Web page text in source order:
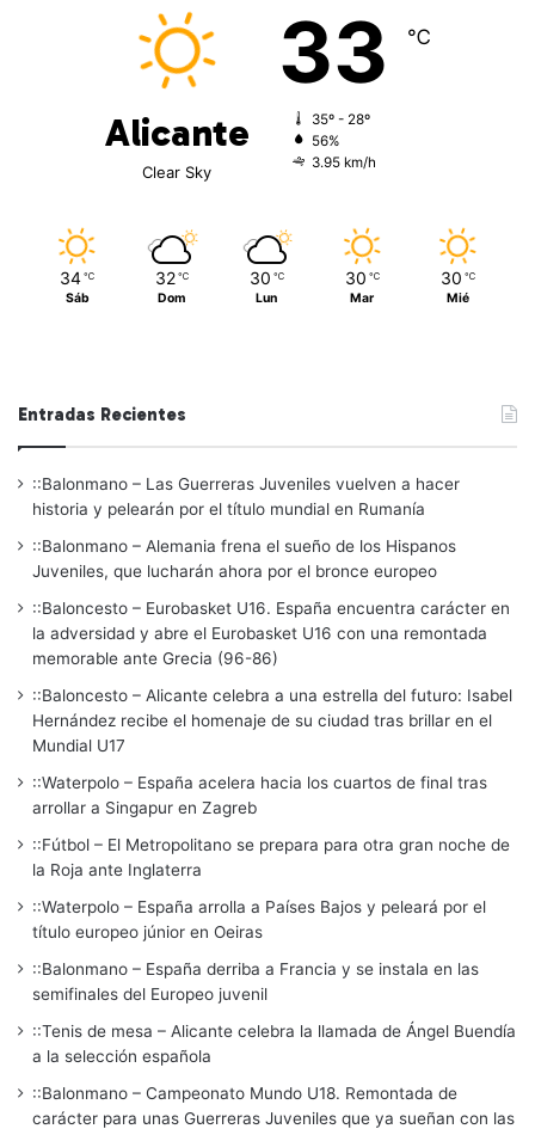
Alicante
Clear Sky
33 ℃
35º - 28º
56%
3.95 km/h
34 ℃
Sáb
32 ℃
Dom
30 ℃
Lun
30 ℃
Mar
30 ℃
Mié
Entradas Recientes
::Balonmano – Las Guerreras Juveniles vuelven a hacer
historia y pelearán por el título mundial en Rumanía
::Balonmano – Alemania frena el sueño de los Hispanos
Juveniles, que lucharán ahora por el bronce europeo
::Baloncesto – Eurobasket U16. España encuentra carácter en
la adversidad y abre el Eurobasket U16 con una remontada
memorable ante Grecia (96-86)
::Baloncesto – Alicante celebra a una estrella del futuro: Isabel
Hernández recibe el homenaje de su ciudad tras brillar en el
Mundial U17
::Waterpolo – España acelera hacia los cuartos de final tras
arrollar a Singapur en Zagreb
::Fútbol – El Metropolitano se prepara para otra gran noche de
la Roja ante Inglaterra
::Waterpolo – España arrolla a Países Bajos y peleará por el
título europeo júnior en Oeiras
::Balonmano – España derriba a Francia y se instala en las
semifinales del Europeo juvenil
::Tenis de mesa – Alicante celebra la llamada de Ángel Buendía
a la selección española
::Balonmano – Campeonato Mundo U18. Remontada de
carácter para unas Guerreras Juveniles que ya sueñan con las